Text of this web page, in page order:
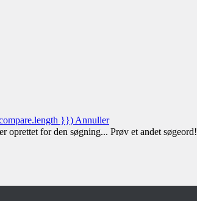
}}) Annuller
oprettet for den søgning... Prøv et andet søgeord!